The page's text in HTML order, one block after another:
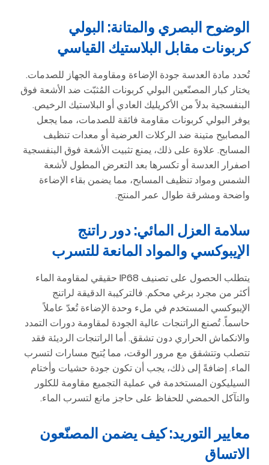
الوضوح البصري والمتانة: البولي
كربونات مقابل البلاستيك القياسي
تُحدد مادة العدسة جودة الإضاءة ومقاومة الجهاز للصدمات.
يختار كبار المصنّعين البولي كربونات المُثبّت ضد الأشعة فوق
البنفسجية بدلاً من الأكريليك العادي أو البلاستيك الرخيص.
يوفر البولي كربونات مقاومة فائقة للصدمات، مما يجعل
المصابيح متينة ضد الركلات العرضية أو معدات تنظيف
المسابح. علاوة على ذلك، يمنع تثبيت الأشعة فوق البنفسجية
اصفرار العدسة أو تكسرها بعد التعرض المطول لأشعة
الشمس ومواد تنظيف المسابح، مما يضمن بقاء الإضاءة
واضحة ومشرقة طوال عمر المنتج.
سلامة العزل المائي: دور راتنج
الإيبوكسي والمواد المانعة للتسرب
يتطلب الحصول على تصنيف IP68 حقيقي لمقاومة الماء
أكثر من مجرد برغي محكم. فالتركيبة الدقيقة لراتنج
الإيبوكسي المستخدم في ملء وحدة الإضاءة تُعدّ عاملاً
حاسماً. تُصنع الراتنجات عالية الجودة لمقاومة دورات التمدد
والانكماش الحراري دون تشقق. أما الراتنجات الرديئة فقد
تتصلب وتتشقق مع مرور الوقت، مما يُتيح مسارات لتسرب
الماء. إضافةً إلى ذلك، يجب أن تكون جودة حشيات وأختام
السيليكون المستخدمة في عملية التجميع مقاومة للكلور
والتآكل الحمضي للحفاظ على حاجز مانع لتسرب الماء.
معايير التوريد: كيف يضمن المصنّعون
الاتساق